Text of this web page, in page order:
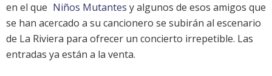
en el que Niños Mutantes y algunos de esos amigos que
se han acercado a su cancionero se subirán al escenario
de La Riviera para ofrecer un concierto irrepetible. Las
entradas ya están a la venta.